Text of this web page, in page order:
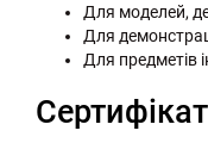
Для моделей,
Для
Для предметів
Сертифікат